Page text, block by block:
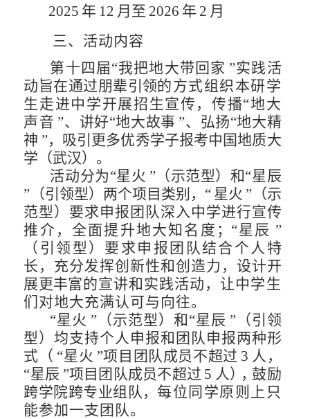
2025 年 12 月至 2026 年 2 月
三、活动内容
第十四届“我把地大带回家 ”实践活
动旨在通过朋辈引领的方式组织本研学
生走进中学开展招生宣传，传播“地大
声音 ”、讲好“地大故事 ”、弘扬“地大精
神 ”，吸引更多优秀学子报考中国地质大
学（武汉）。
活动分为“星火 ”（示范型）和“星辰
”（引领型）两个项目类别， “ 星火 ”（示
范型）要求申报团队深入中学进行宣传
推介，全面提升地大知名度； “星辰 ”
（引领型）要求申报 团队结合个人特
长，充分发挥创新性和创造力，设计开
展更丰富的宣讲和实践活动，让中学生
们对地大充满认可与向往。
“星火 ”（示范型）和“星辰 ”（引领
型）均支持个人申报和团队申报两种形
式（ “星火 ”项目团队成员不超过 3 人，
“星辰 ”项目团队成员不超过 5 人 ）， 鼓励
跨学院跨专业组 队， 每位同学原则上只
能参加一支团队。